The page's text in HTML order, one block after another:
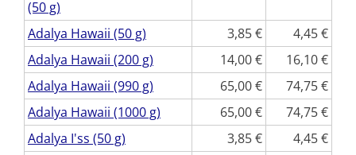
(50 g)
Adalya Hawaii (50 g) 3,85
4,45
Adalya Hawaii (200 g)
14,00
16,10
Adalya Hawaii (990 g)
65,00
74,75
Adalya Hawaii (1000 g)
65,00
74,75
Adalya I'ss (50 g)
3,85
4,45